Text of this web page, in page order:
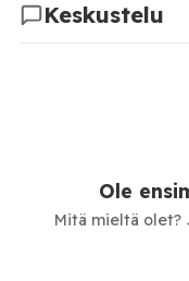
Keskustelu
Ole
Mitä mieltä olet?